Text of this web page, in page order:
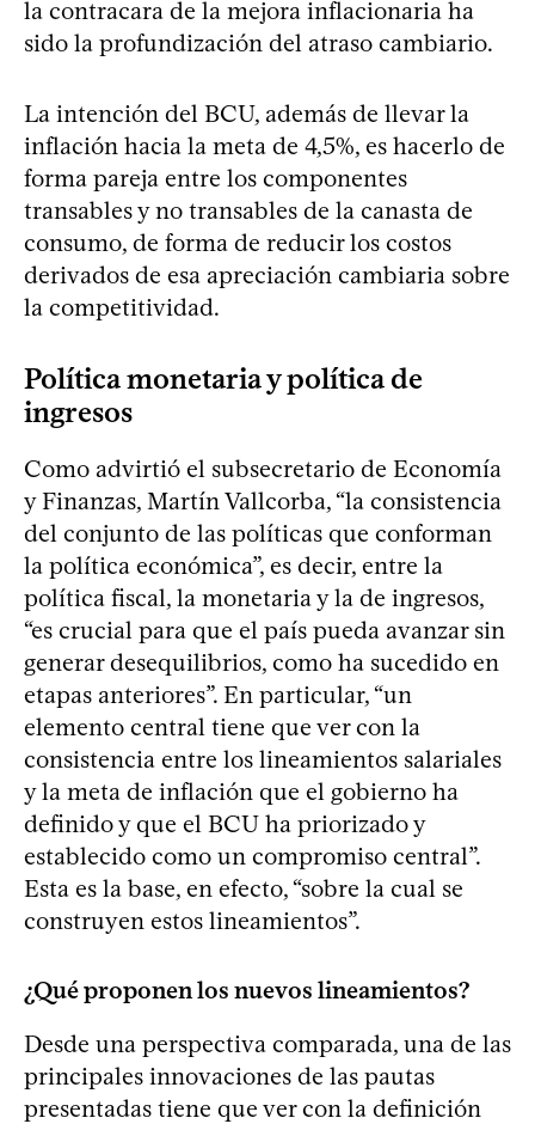
la contracara de la mejora inflacionaria ha
sido la profundización del atraso cambiario.
La intención del BCU, además de llevar la
inflación hacia la meta de 4,5%, es hacerlo de
forma pareja entre los componentes
transables y no transables de la canasta de
consumo, de forma de reducir los costos
derivados de esa apreciación cambiaria sobre
la competitividad.
Política monetaria y política de
ingresos
Como advirtió el subsecretario de Economía
y Finanzas, Martín Vallcorba, “la consistencia
del conjunto de las políticas que conforman
la política económica”, es decir, entre la
política fiscal, la monetaria y la de ingresos,
“es crucial para que el país pueda avanzar sin
generar desequilibrios, como ha sucedido en
etapas anteriores”. En particular, “un
elemento central tiene que ver con la
consistencia entre los lineamientos salariales
y la meta de inflación que el gobierno ha
definido y que el BCU ha priorizado y
establecido como un compromiso central”.
Esta es la base, en efecto, “sobre la cual se
construyen estos lineamientos”.
¿Qué proponen los nuevos lineamientos?
Desde una perspectiva comparada, una de las
principales innovaciones de las pautas
presentadas tiene que ver con la definición